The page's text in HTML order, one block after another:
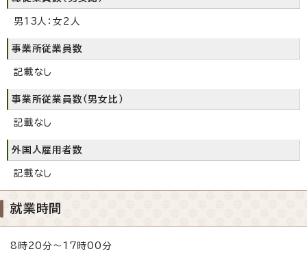
男13人：女2人
事業所従業員数
記載なし
事業所従業員数（男女比）
記載なし
外国人雇用者数
記載なし
就業時間
8時20分～17時00分